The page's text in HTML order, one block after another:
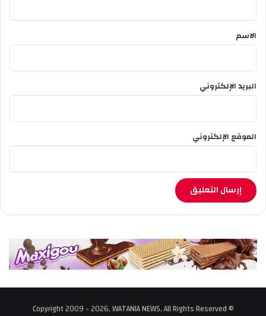
*
الاسم
البريد الإلكتروني
الموقع الإلكتروني
© Copyright 2009 - 2026, WATANIA NEWS, All Rights Reserved